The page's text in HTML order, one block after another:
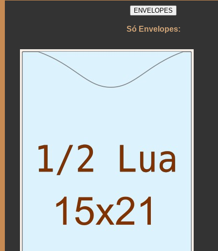
ENVELOPES
Só Envelopes: